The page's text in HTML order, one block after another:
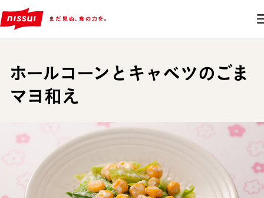
ホールコーンとキャベツのごま
マヨ和え